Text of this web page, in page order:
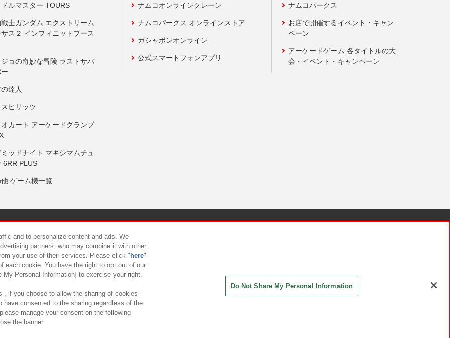
ルマスター TOURS
士ガンダム エクストリーム
ス２ インフィニットブース
ョの奇妙な冒険 ラストサバ
達人
ピリッツ
カート アーケードグランプ
ッドナイト マキシマムチュ
6RR PLUS
ゲーム機一覧
ナムコオンラインクレーン
ナムコパークス オンラインストア
ガシャポンオンライン
公式スマートフォンアプリ
ナムコパークス
お店で開催するイベント・キャン
ペーン
アーケードゲーム 各タイトルの大
会・イベント・キャンペーン
について カスタマーハラスメント対応方針
and to personalize content and ads. We
partners, who may combine it with other
your use of their services. Please click " here"
each cookie. You have the right to opt out of our
Personal Information] to exercise your right.
, if you choose to allow the sharing of cookies
have consented to the sharing regardless of the
manage your consent on the following
the banner.
Do Not Share My Personal Information